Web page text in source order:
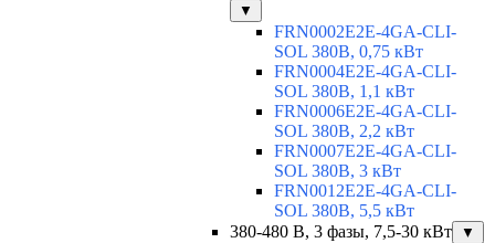
▼
FRN0002E2E-4GA-CLI-
SOL 380В, 0,75 кВт
FRN0004E2E-4GA-CLI-
SOL 380В, 1,1 кВт
FRN0006E2E-4GA-CLI-
SOL 380В, 2,2 кВт
FRN0007E2E-4GA-CLI-
SOL 380В, 3 кВт
FRN0012E2E-4GA-CLI-
SOL 380В, 5,5 кВт
380-480 В, 3 фазы, 7,5-30 кВт
▼